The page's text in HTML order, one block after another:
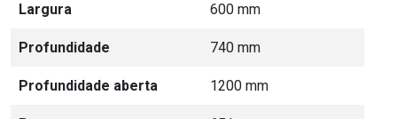
Largura 600 mm
Profundidade 740 mm
Profundidade aberta 1200 mm